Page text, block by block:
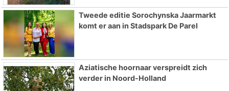
Tweede editie Sorochynska Jaarmarkt
komt er aan in Stadspark De Parel
Aziatische hoornaar verspreidt zich
verder in Noord-Holland